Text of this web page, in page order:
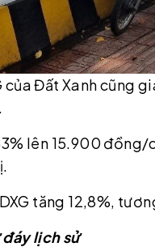
Đất Xanh cũng
lên 15.900
tăng 12,8%,
lịch sử